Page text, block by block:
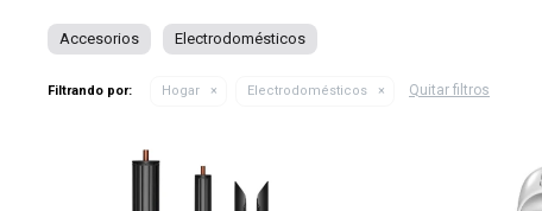
Accesorios Electrodomésticos
Filtrando por: Hogar Electrodomésticos Quitar filtros